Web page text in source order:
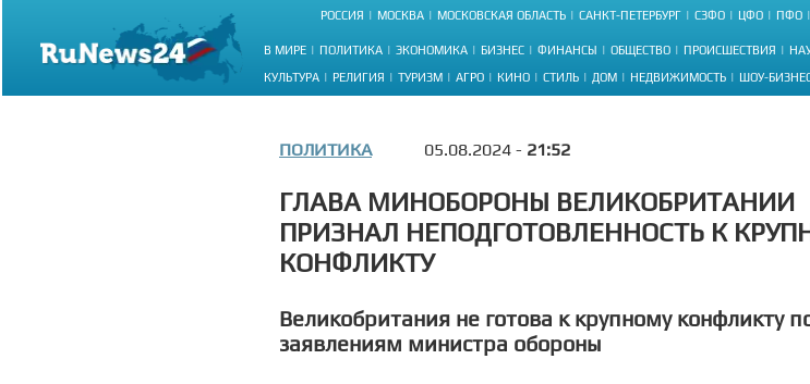
РОССИЯ МОСКВА МОСКОВСКАЯ ОБЛАСТЬ САНКТ-ПЕТЕРБУРГ СЗФО ЦФО ПФО
В МИРЕ ПОЛИТИКА ЭКОНОМИКА БИЗНЕС ФИНАНСЫ ОБЩЕСТВО ПРОИСШЕСТВИЯ
КУЛЬТУРА РЕЛИГИЯ ТУРИЗМ АГРО КИНО СТИЛЬ ДОМ НЕДВИЖИМОСТЬ ШОУ-
ПОЛИТИКА 05.08.2024 - 21:52
ГЛАВА МИНОБОРОНЫ ВЕЛИКОБРИТАНИИ
ПРИЗНАЛ НЕПОДГОТОВЛЕННОСТЬ К
КОНФЛИКТУ
Великобритания не готова к крупному конфликту
заявлениям министра обороны